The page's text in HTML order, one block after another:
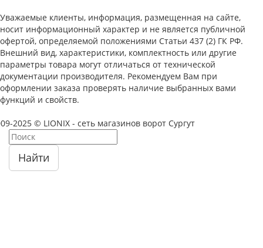
Уважаемые клиенты, информация, размещенная на сайте,
носит информационный характер и не является публичной
офертой, определяемой положениями Статьи 437 (2) ГК РФ.
Внешний вид, характеристики, комплектность или другие
параметры товара могут отличаться от технической
документации производителя. Рекомендуем Вам при
оформлении заказа проверять наличие выбранных вами
функций и свойств.
2025 © LIONIX - сеть магазинов ворот Сургут
Найти